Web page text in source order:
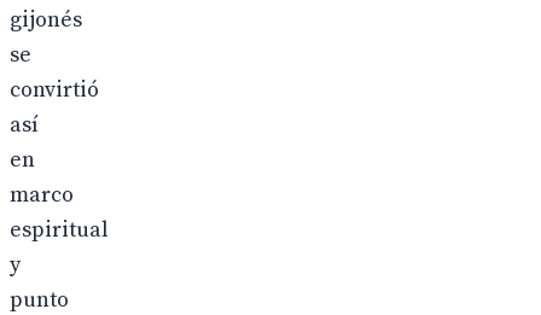
gijonés
se
convirtió
así
en
marco
espiritual
y
punto